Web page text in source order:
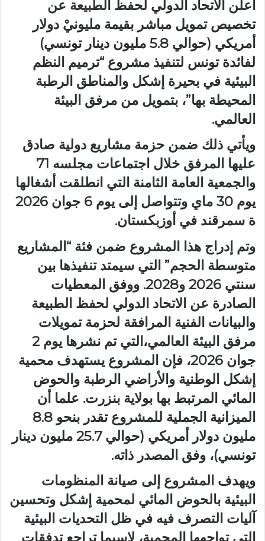
أعلن الاتحاد الدولي لحفظ الطبيعة عن
تخصيص تمويل مباشر بقيمة مليونيْ دولار
أمريكي (حوالي 5.8 مليون دينار تونسي)
لفائدة تونس لتنفيذ مشروع “ترميم النظم
البيئية في بحيرة إشكل والمناطق الرطبة
المحيطة بها”، بتمويل من مرفق البيئة
العالمي.
ويأتي ذلك ضمن حزمة مشاريع دولية صادق
عليها المرفق خلال اجتماعات مجلسه 71
والجمعية العامة الثامنة التي انطلقت أشغالها
يوم 30 ماي وتتواصل إلى يوم 6 جوان 2026
ة سمرقند في أوزبكستان.
وتم إدراج هذا المشروع ضمن فئة “المشاريع
متوسطة الحجم” التي سيمتد تنفيذها بين
سنتي 2026 و2028. ووفق المعطيات
الصادرة عن الاتحاد الدولي لحفظ الطبيعة
والبيانات الفنية المرافقة لحزمة تمويلات
مرفق البيئة العالمي،التي تم نشرها يوم 2
جوان 2026، فإن المشروع يستهدف محمية
إشكل الوطنية والأراضي الرطبة والحوض
المائي المرتبط بها بولاية بنزرت. علما أن
الميزانية الجملية للمشروع تقدر بنحو 8.8
مليون دولار أمريكي (حوالي 25.7 مليون دينار
تونسي)، وفق المصدر ذاته.
ويهدف المشروع إلى صيانة المنظومات
البيئية بالحوض المائي لمحمية إشكل وتحسين
آليات التصرف فيه في ظل التحديات البيئية
التي تواجهها المحمية، لاسيما تراجع تدفقات